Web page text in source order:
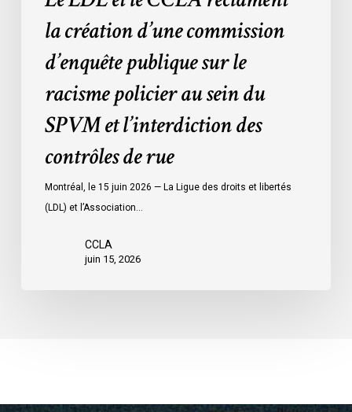
SPVM
contrôles
la création d’une commission
d’enquête publique sur le
racisme policier au sein du
SPVM et l’interdiction des
contrôles de rue
Montréal, le 15 juin 2026 — La Ligue des droits et libertés
(LDL) et l’Association…
CCLA
juin 15, 2026